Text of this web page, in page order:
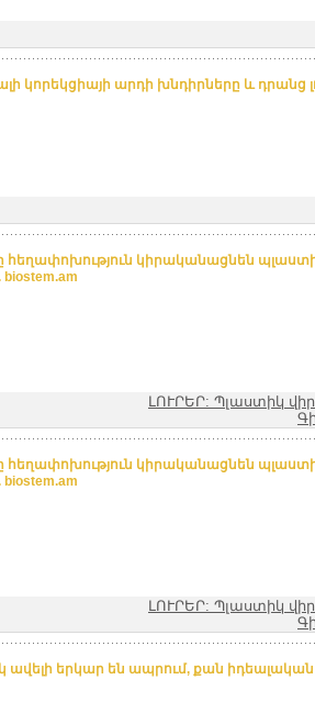
կորեկցիայի արդի խնդիրները և դրանց
հեղափոխություն կիրականացնեն
ԼՈՒՐԵՐ: Պլաստիկ
հեղափոխություն կիրականացնեն
ԼՈՒՐԵՐ: Պլաստիկ
ավելի երկար են ապրում, քան իդեալական